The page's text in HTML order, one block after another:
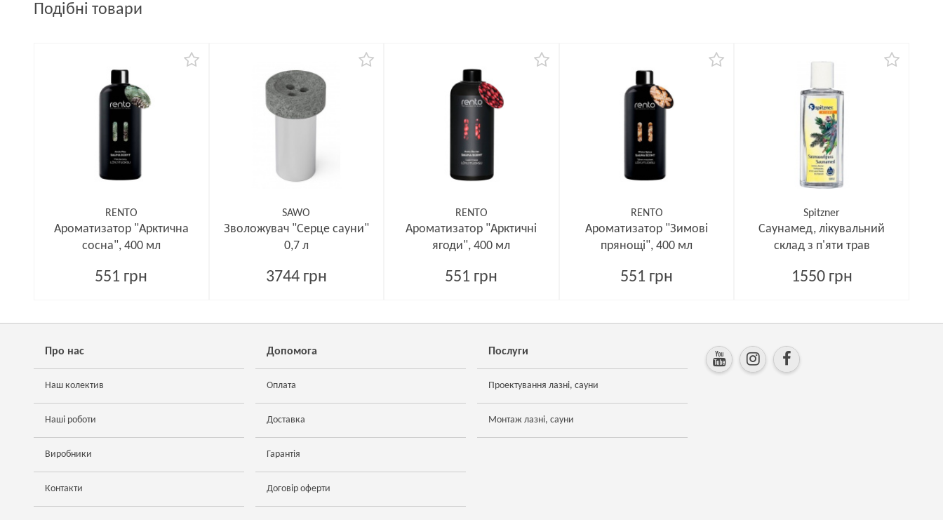
Подібні товари
RENTO
Ароматизатор "Арктична
сосна", 400 мл
551 грн
SAWO
Зволожувач "Серце сауни"
0,7 л
3744 грн
RENTO
Ароматизатор "Арктичні
ягоди", 400 мл
551 грн
RENTO
Ароматизатор "Зимові
прянощі", 400 мл
551 грн
Spitzner
Саунамед, лікувальний
склад з п'яти трав
1550 грн
Про нас
Наш колектив
Наші роботи
Виробники
Контакти
Допомога
Оплата
Доставка
Гарантія
Договір оферти
Послуги
Проектування лазні, сауни
Монтаж лазні, сауни